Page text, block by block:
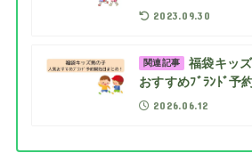
2023.09.30
関連記事
福袋キッ
おすすめﾌﾞﾗﾝﾄﾞ予
2026.06.12